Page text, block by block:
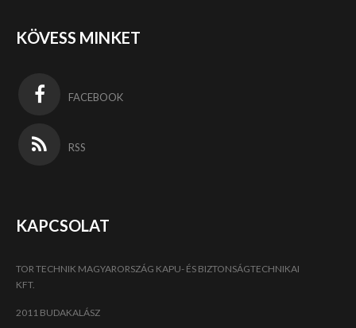
KÖVESS MINKET
FACEBOOK
RSS
KAPCSOLAT
TOR TECHNIK MAGYARORSZÁG KAPU- ÉS BIZTONSÁGTECHNIKAI
KFT.
2011 BUDAKALÁSZ